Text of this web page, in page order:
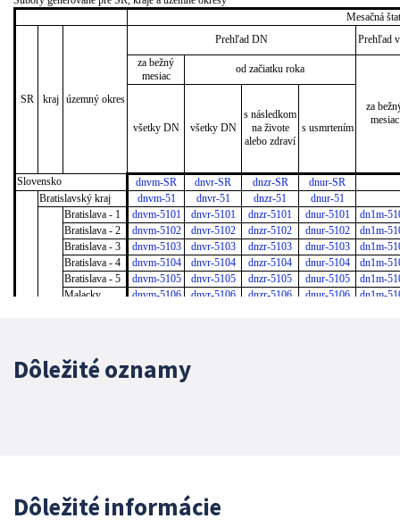
Dôležité oznamy
Dôležité informácie